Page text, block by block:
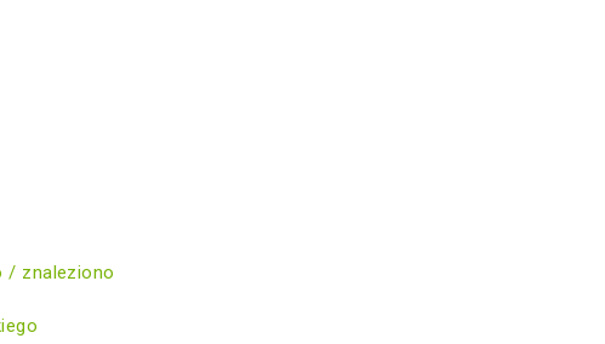
/ znaleziono